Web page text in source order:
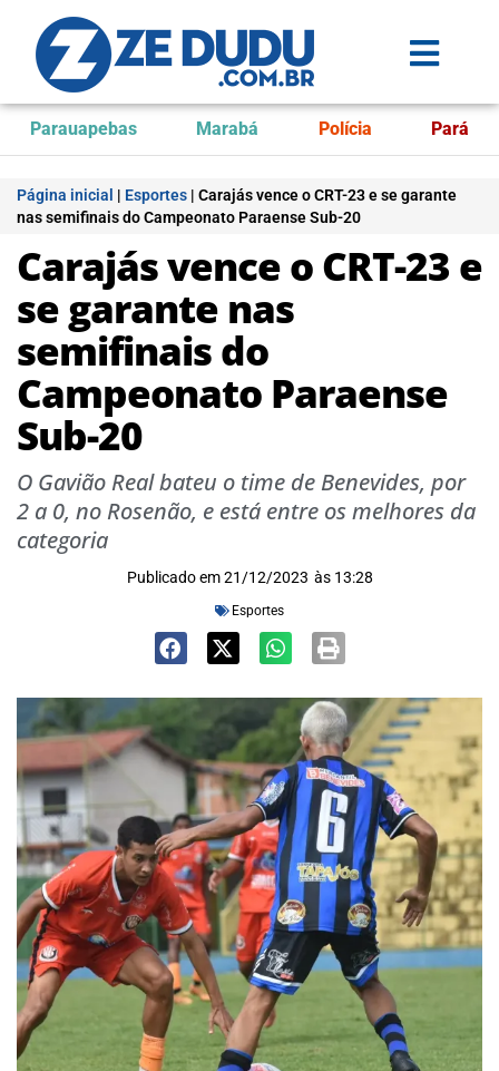
Parauapebas Marabá Polícia Pará
Página inicial | Esportes | Carajás vence o CRT-23 e se garante
nas semifinais do Campeonato Paraense Sub-20
Carajás vence o CRT-23 e
se garante nas
semifinais do
Campeonato Paraense
Sub-20
O Gavião Real bateu o time de Benevides, por
2 a 0, no Rosenão, e está entre os melhores da
categoria
Publicado em 21/12/2023 às 13:28
Esportes